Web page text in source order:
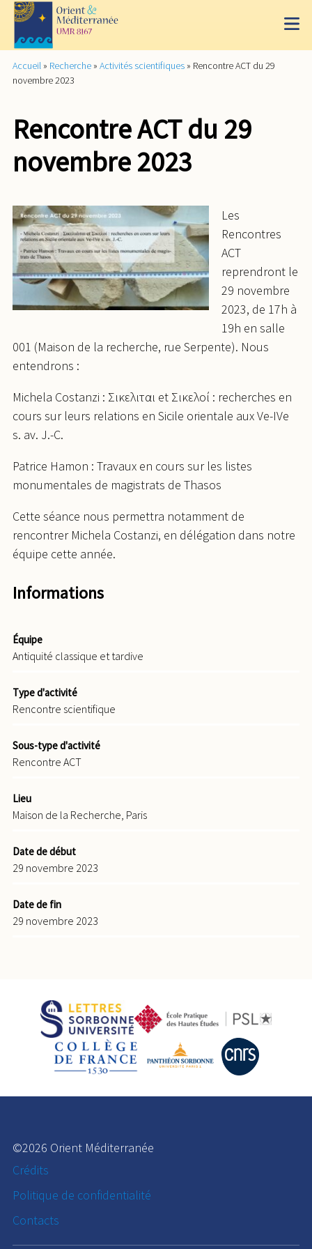
Accueil » Recherche » Activités scientifiques » Rencontre ACT du 29
novembre 2023
Rencontre ACT du 29
novembre 2023
Les
Rencontres
ACT
reprendront le
29 novembre
2023, de 17h à
19h en salle
001 (Maison de la recherche, rue Serpente). Nous
entendrons :
Michela Costanzi : Σικελιῶται et Σικελοί : recherches en
cours sur leurs relations en Sicile orientale aux Ve-IVe
s. av. J.-C.
Patrice Hamon : Travaux en cours sur les listes
monumentales de magistrats de Thasos
Cette séance nous permettra notamment de
rencontrer Michela Costanzi, en délégation dans notre
équipe cette année.
Informations
Équipe
Antiquité classique et tardive
Type d'activité
Rencontre scientifique
Sous-type d'activité
Rencontre ACT
Lieu
Maison de la Recherche, Paris
Date de début
29 novembre 2023
Date de fin
29 novembre 2023
©2026 Orient Méditerranée
Crédits
Politique de confidentialité
Contacts